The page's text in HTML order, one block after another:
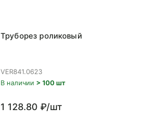
Труборез роликовый
VER841.0623
В наличии > 100 шт
1 128.80 ₽/шт